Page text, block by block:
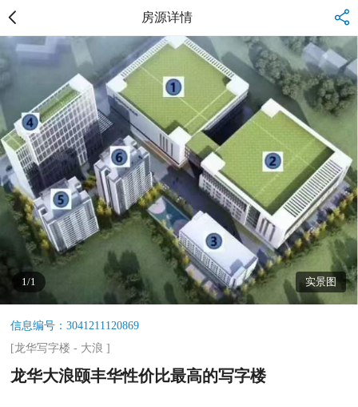
房源详情
1/1 实景图
信息编号：3041211120869
[龙华写字楼 - 大浪 ]
龙华大浪颐丰华性价比最高的写字楼